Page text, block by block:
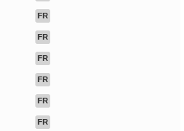
FR
FR
FR
FR
FR
FR